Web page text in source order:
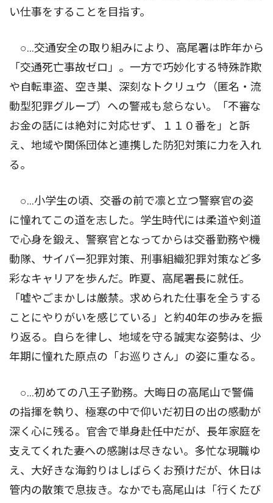
い仕事をすることを目指す。
○…交通安全の取り組みにより、高尾署は昨年から
「交通死亡事故ゼロ」。一方で巧妙化する特殊詐欺
や自転車盗、空き巣、深刻なトクリュウ（匿名・流
動型犯罪グループ）への警戒も怠らない。「不審な
お金の話には絶対に対応せず、１１０番を」と訴
え、地域や関係団体と連携した防犯対策に力を入れ
る。
○…小学生の頃、交番の前で凛と立つ警察官の姿
に憧れてこの道を志した。学生時代には柔道や剣道
で心身を鍛え、警察官となってからは交番勤務や機
動隊、サイバー犯罪対策、刑事組織犯罪対策など多
彩なキャリアを歩んだ。昨夏、高尾署長に就任。
「嘘やごまかしは厳禁。求められた仕事を全うする
ことにやりがいを感じている」と約40年の歩みを振
り返る。自らを律し、地域を守る誠実な姿勢は、少
年期に憧れた原点の「お巡りさん」の姿に重なる。
○…初めての八王子勤務。大晦日の高尾山で警備
の指揮を執り、極寒の中で仰いだ初日の出の感動が
深く心に残る。官舎で単身赴任中だが、長年家庭を
支えてくれた妻への感謝は尽きない。多忙な現職ゆ
え、大好きな海釣りはしばらくお預けだが、休日は
管内の散策で息抜き。なかでも高尾山は「行くたび